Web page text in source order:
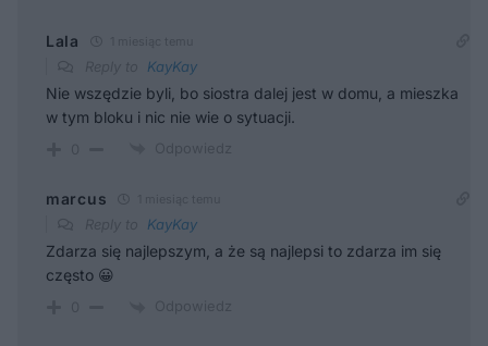
Lala
KayKay
Nie wszędzie byli, bo siostra dalej jest w domu, a mieszka
w tym bloku i nic nie wie o sytuacji.
marcus
KayKay
Zdarza się najlepszym, a że są najlepsi to zdarza im się
często 😀